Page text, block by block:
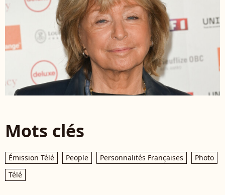
Mots clés
Émission Télé People Personnalités Françaises
Photo
Télé